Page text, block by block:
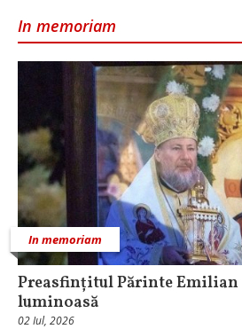
In memoriam
In memoriam
Preasfințitul Părinte Emilian
luminoasă
02 Iul, 2026